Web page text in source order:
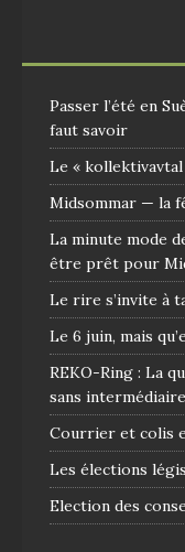
Passer l’été en
faut savoir
Le « kollektivavtal
Midsommar — la
La minute mode
être prêt pour
Le rire s’invite à
Le 6 juin, mais
REKO-Ring : La
sans
Courrier et colis
Les élections
Election des